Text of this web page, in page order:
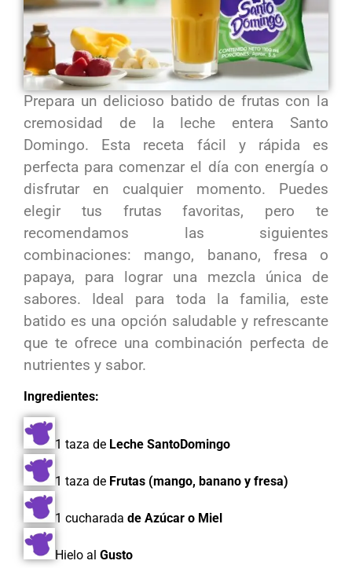
Prepara un delicioso batido de frutas con la
cremosidad de la leche entera Santo
Domingo. Esta receta fácil y rápida es
perfecta para comenzar el día con energía o
disfrutar en cualquier momento. Puedes
elegir tus frutas favoritas, pero te
recomendamos las siguientes
combinaciones: mango, banano, fresa o
papaya, para lograr una mezcla única de
sabores. Ideal para toda la familia, este
batido es una opción saludable y refrescante
que te ofrece una combinación perfecta de
nutrientes y sabor.
Ingredientes:
1 taza de Leche SantoDomingo
1 taza de Frutas (mango, banano y fresa)
1 cucharada de Azúcar o Miel
Hielo al Gusto